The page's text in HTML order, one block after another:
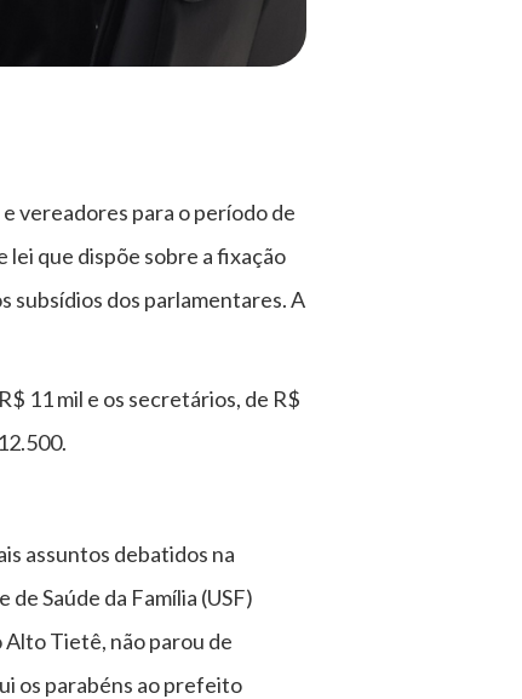
vereadores para o período de
lei que dispõe sobre a fixação
dos parlamentares. A
11 mil e os secretários, de R$
assuntos debatidos na
Saúde da Família (USF)
Alto Tietê, não parou de
os parabéns ao prefeito